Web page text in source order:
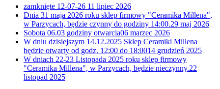
zamknięte 12-07-26 11 lipiec 2026
Dnia 31 maja 2026 roku sklep firmowy "Ceramika Millena",
w Parzycach, będzie czynny do godziny 14:00.29 maj 2026
Sobota 06.03 godziny otwarcia06 marzec 2026
W dniu dzisiejszym 14.12.2025 Sklep Ceramiki Millena
będzie otwarty od godz. 12:00 do 18:0014 grudzień 2025
W dniach 22-23 Listopada 2025 roku sklep firmowy
"Ceramika Millena", w Parzycach, będzie nieczynny.22
listopad 2025